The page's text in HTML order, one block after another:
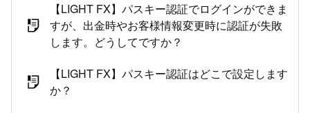
【LIGHT FX】パスキー認証でログインができま
すが、出金時やお客様情報変更時に認証が失敗
します。どうしてですか？
【LIGHT FX】パスキー認証はどこで設定します
か？